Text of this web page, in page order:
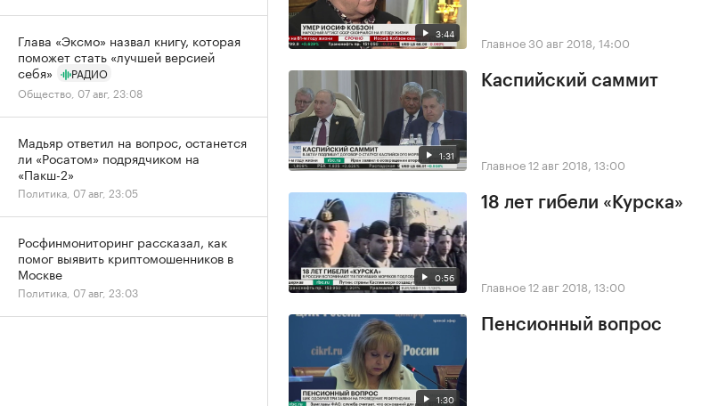
3:44 Главное30 авг 2018, 14:00
1:31
Каспийский саммит
Главное12 авг 2018, 13:00
0:56
18 лет гибели «Курска»
Главное12 авг 2018, 13:00
1:30
Пенсионный вопрос
Глава «Эксмо» назвал книгу, которая
поможет стать «лучшей версией
себя»
РАДИО
Общество, 07 авг, 23:08
Мадьяр ответил на вопрос, останется
ли «Росатом» подрядчиком на
«Пакш-2»
Политика, 07 авг, 23:05
Росфинмониторинг рассказал, как
помог выявить криптомошенников в
Москве
Политика, 07 авг, 23:03